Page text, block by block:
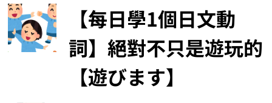
【每日學1個日文動
詞】絕對不只是遊玩的
【遊びます】